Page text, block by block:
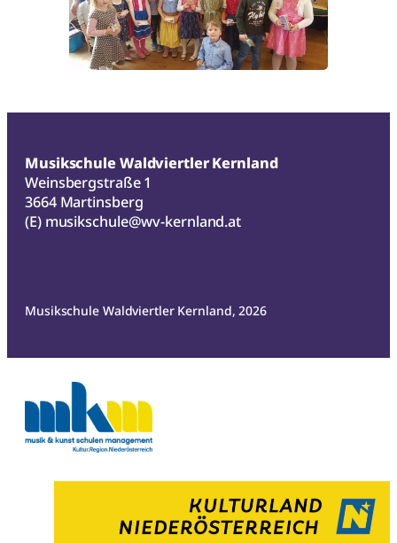
Musikschule Waldviertler Kernland
Weinsbergstraße 1
3664 Martinsberg
(E) musikschule@wv-kernland.at
Musikschule Waldviertler Kernland, 2026